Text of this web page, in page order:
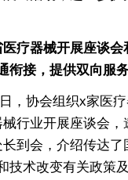
器械开展座谈会
衔接，提供双向服
协会组织x家医疗
行业开展座谈会
到会，介绍传达了
技术改变有关政策